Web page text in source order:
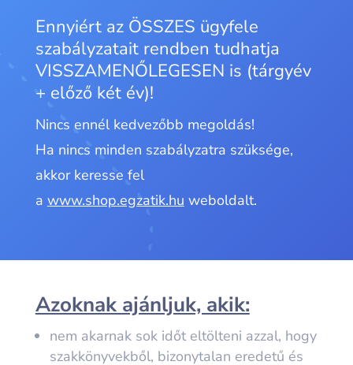
Ennyiért az ÖSSZES ügyfele
szabályzatait rendben tudhatja
VISSZAMENŐLEGESEN is (tárgyév
+ előző két év)!
Nincs ennél kedvezőbb megoldás!
Ha nincs minden szabályzatra szüksége,
akkor keresse fel
a www.shop.egzatik.hu weboldalt.
Azoknak ajánljuk, akik:
nem akarnak sok időt eltölteni azzal, hogy
szakkönyvekből, bizonytalan eredetű és